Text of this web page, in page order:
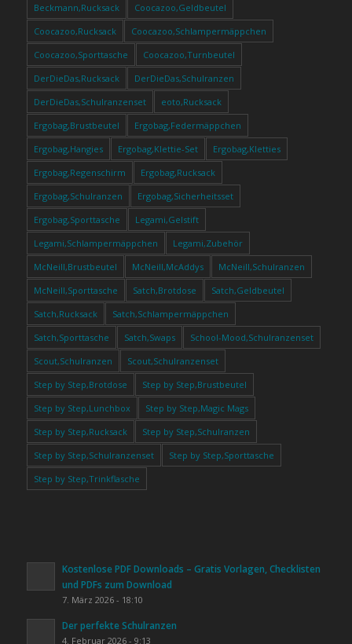
Beckmann,Rucksack
Coocazoo,Geldbeutel
Coocazoo,Rucksack
Coocazoo,Schlampermäppchen
Coocazoo,Sporttasche
Coocazoo,Turnbeutel
DerDieDas,Rucksack
DerDieDas,Schulranzen
DerDieDas,Schulranzenset
eoto,Rucksack
Ergobag,Brustbeutel
Ergobag,Federmäppchen
Ergobag,Hangies
Ergobag,Klettie-Set
Ergobag,Kletties
Ergobag,Regenschirm
Ergobag,Rucksack
Ergobag,Schulranzen
Ergobag,Sicherheitsset
Ergobag,Sporttasche
Legami,Gelstift
Legami,Schlampermäppchen
Legami,Zubehör
McNeill,Brustbeutel
McNeill,McAddys
McNeill,Schulranzen
McNeill,Sporttasche
Satch,Brotdose
Satch,Geldbeutel
Satch,Rucksack
Satch,Schlampermäppchen
Satch,Sporttasche
Satch,Swaps
School-Mood,Schulranzenset
Scout,Schulranzen
Scout,Schulranzenset
Step by Step,Brotdose
Step by Step,Brustbeutel
Step by Step,Lunchbox
Step by Step,Magic Mags
Step by Step,Rucksack
Step by Step,Schulranzen
Step by Step,Schulranzenset
Step by Step,Sporttasche
Step by Step,Trinkflasche
Kostenlose PDF Downloads – Gratis Vorlagen, Checklisten
und PDFs zum Download
7. März 2026 - 18:10
Der perfekte Schulranzen
4. Februar 2026 - 9:13